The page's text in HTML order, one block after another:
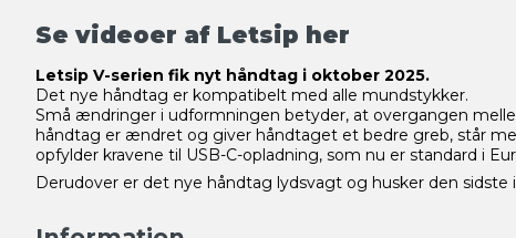
Se videoer af Letsip her
Letsip V-serien fik nyt håndtag i oktober 2025.
Det nye håndtag er kompatibelt med alle mundstykker.
Små ændringer i udformningen betyder, at overgangen
håndtag er ændret og giver håndtaget et bedre greb, står
opfylder kravene til USB-C-opladning, som nu er standard i
Derudover er det nye håndtag lydsvagt og husker den sidste